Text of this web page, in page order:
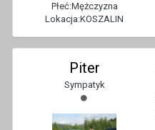
Płeć:Mężczyzna
Lokacja:KOSZALIN
Piter
Sympatyk